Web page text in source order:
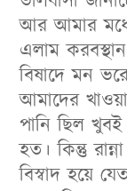
আর আমার
এলাম
বিষাদে মন
আমাদের
পানি ছিল
হত। কিন্তু
বিস্বাদ হয়ে